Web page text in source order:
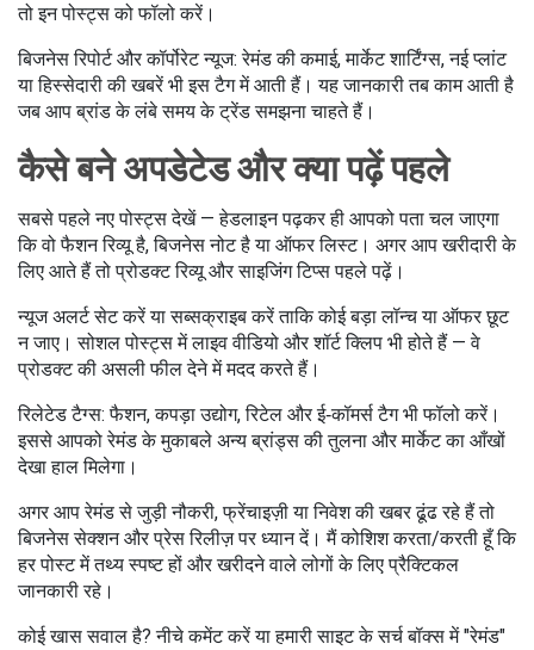
तो इन पोस्ट्स को फॉलो करें।
बिजनेस रिपोर्ट और कॉर्पोरेट न्यूज: रेमंड की कमाई, मार्केट शार्टिंग्स, नई प्लांट
या हिस्सेदारी की खबरें भी इस टैग में आती हैं। यह जानकारी तब काम आती है
जब आप ब्रांड के लंबे समय के ट्रेंड समझना चाहते हैं।
कैसे बने अपडेटेड और क्या पढ़ें पहले
सबसे पहले नए पोस्ट्स देखें — हेडलाइन पढ़कर ही आपको पता चल जाएगा
कि वो फैशन रिव्यू है, बिजनेस नोट है या ऑफर लिस्ट। अगर आप खरीदारी के
लिए आते हैं तो प्रोडक्ट रिव्यू और साइजिंग टिप्स पहले पढ़ें।
न्यूज अलर्ट सेट करें या सब्सक्राइब करें ताकि कोई बड़ा लॉन्च या ऑफर छूट
न जाए। सोशल पोस्ट्स में लाइव वीडियो और शॉर्ट क्लिप भी होते हैं — वे
प्रोडक्ट की असली फील देने में मदद करते हैं।
रिलेटेड टैग्स: फैशन, कपड़ा उद्योग, रिटेल और ई‑कॉमर्स टैग भी फॉलो करें।
इससे आपको रेमंड के मुकाबले अन्य ब्रांड्स की तुलना और मार्केट का आँखों
देखा हाल मिलेगा।
अगर आप रेमंड से जुड़ी नौकरी, फ्रेंचाइज़ी या निवेश की खबर ढूंढ रहे हैं तो
बिजनेस सेक्शन और प्रेस रिलीज़ पर ध्यान दें। मैं कोशिश करता/करती हूँ कि
हर पोस्ट में तथ्य स्पष्ट हों और खरीदने वाले लोगों के लिए प्रैक्टिकल
जानकारी रहे।
कोई खास सवाल है? नीचे कमेंट करें या हमारी साइट के सर्च बॉक्स में "रेमंड"